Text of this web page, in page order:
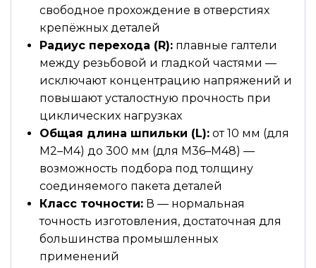
свободное прохождение в отверстиях
крепёжных деталей
Радиус перехода (R): плавные галтели
между резьбовой и гладкой частями —
исключают концентрацию напряжений и
повышают усталостную прочность при
циклических нагрузках
Общая длина шпильки (L): от 10 мм (для
М2–М4) до 300 мм (для М36–М48) —
возможность подбора под толщину
соединяемого пакета деталей
Класс точности: В — нормальная
точность изготовления, достаточная для
большинства промышленных
применений